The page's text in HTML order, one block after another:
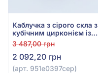
Каблучка з сірого скла з
кубічним цирконієм із
срібла 925°, арт.
951е0397сер
3 487,00 грн
2 092,20 грн
(арт. 951е0397сер)